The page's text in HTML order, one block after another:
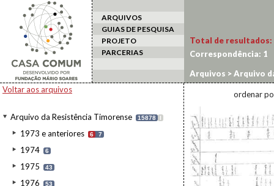
ARQUIVOS
GUIAS DE PESQUISA
PROJETO
PARCERIAS
Voltar aos arquivos
Arquivo da Resistência Timorense 15878 I
1973 e anteriores 6 7
1974 6
1975 43
1976 53
Total de resultados:
Correspondência: 1
Arquivos >Arquivo
ordenar